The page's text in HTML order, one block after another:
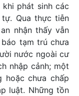
phát sinh các
Qua thực tiễn
nhận thấy vẫn
tạm trú chưa
nước ngoài cư
nhập cảnh; một
hoặc chưa chấp
luật. Những tồn